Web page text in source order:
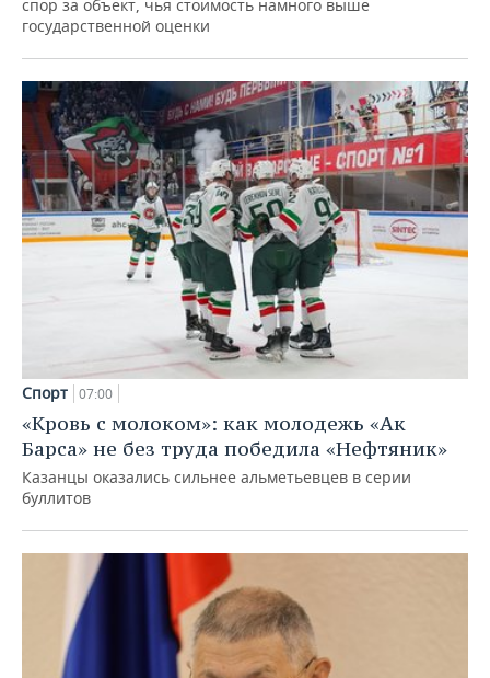
спор за объект, чья стоимость намного выше
государственной оценки
Спорт 07:00
«Кровь с молоком»: как молодежь «Ак
Барса» не без труда победила «Нефтяник»
Казанцы оказались сильнее альметьевцев в серии
буллитов